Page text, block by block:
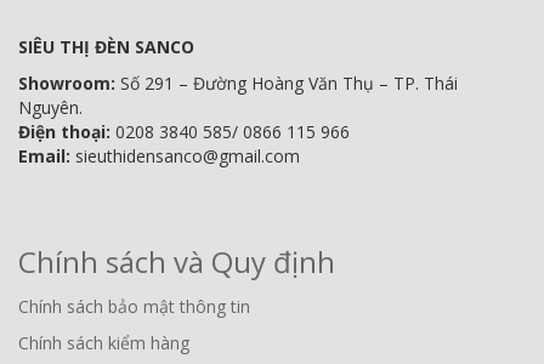
SIÊU THỊ ĐÈN SANCO
Showroom: Số 291 – Đường Hoàng Văn Thụ – TP. Thái
Nguyên.
Điện thoại: 0208 3840 585/ 0866 115 966
Email: sieuthidensanco@gmail.com
Chính sách và Quy định
Chính sách bảo mật thông tin
Chính sách kiểm hàng